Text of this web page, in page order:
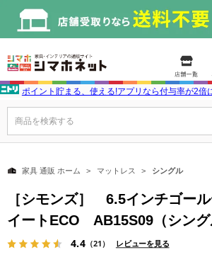
ポイント貯まる、使える!アプリなら付与率が2倍
商品を検索する
家具 通販 ホーム マットレス シングル
［シモンズ］ 6.5インチゴー
イートECO AB15S09（シング
4.4（21） レビューを見る